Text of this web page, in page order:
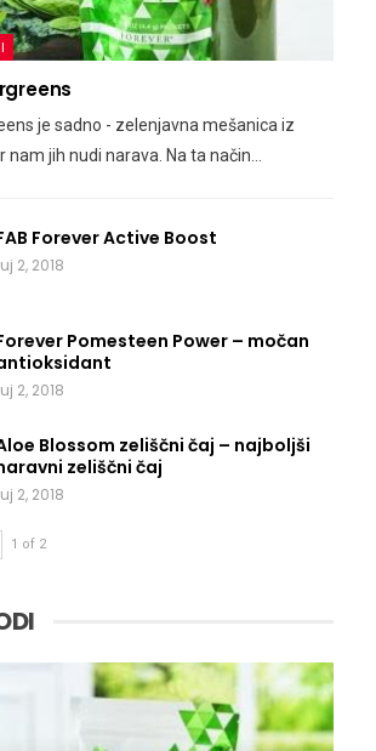
je sadno - zelenjavna mešanica iz
nam jih nudi narava. Na ta način…
Forever Active Boost
2, 2018
Pomesteen Power – močan
2, 2018
Blossom zeliščni čaj – najboljši
zeliščni čaj
2, 2018
1 of 2